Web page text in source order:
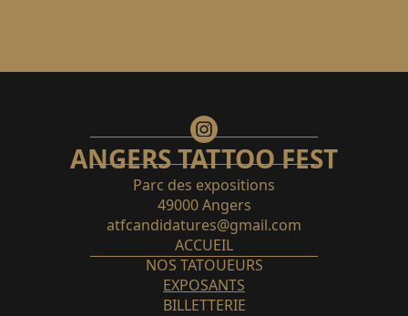
ANGERS TATTOO FEST
Parc des expositions
49000 Angers
atfcandidatures@gmail.com
ACCUEIL
NOS TATOUEURS
EXPOSANTS
BILLETTERIE